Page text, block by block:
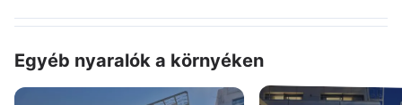
Egyéb nyaralók a környéken